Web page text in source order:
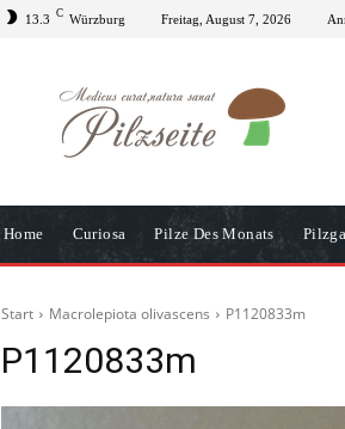
13.3 C Würzburg Freitag, August 7, 2026
Home Curiosa Pilze Des Monats
Start Macrolepiota olivascens P1120833m
P1120833m